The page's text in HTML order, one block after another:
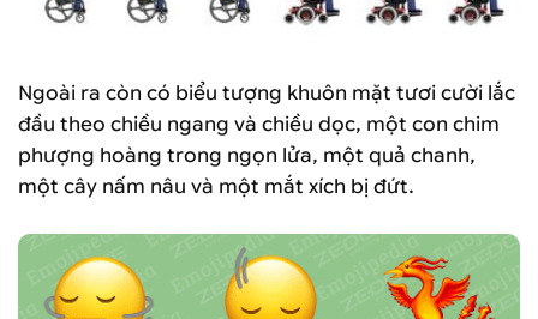
Ngoài ra còn có biểu tượng khuôn mặt tươi cười lắc
đầu theo chiều ngang và chiều dọc, một con chim
phượng hoàng trong ngọn lửa, một quả chanh,
một cây nấm nâu và một mắt xích bị đứt.